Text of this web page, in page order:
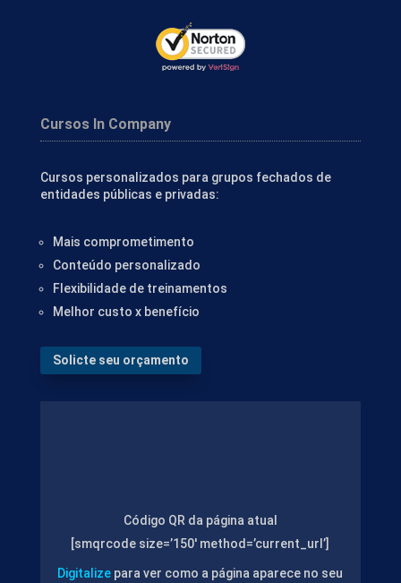
Cursos In Company
Cursos personalizados para grupos fechados de
entidades públicas e privadas:
Mais comprometimento
Conteúdo personalizado
Flexibilidade de treinamentos
Melhor custo x benefício
Solicte seu orçamento
Código QR da página atual
[smqrcode size=’150′ method=’current_url’]
Digitalize para ver como a página aparece no seu